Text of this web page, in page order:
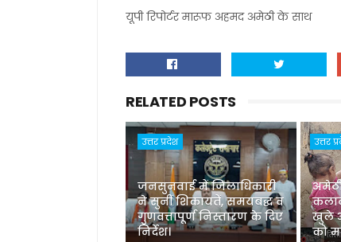
यूपी रिपोर्टर मारूफ अहमद अमेठी के साथ
RELATED POSTS
उत्तर प्रदेश
जनसुनवाई में जिलाधिकारी
ने सुनीं शिकायतें, समयबद्ध व
गुणवत्तापूर्ण निस्तारण के दिए
निर्देश।
उत्तर
खुले
को